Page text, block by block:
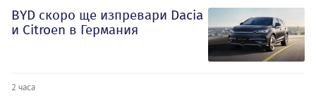
BYD скоро ще изпревари Dacia
и Citroеn в Германия
2 часа